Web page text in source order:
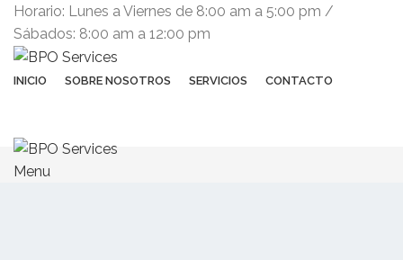
Horario: Lunes a Viernes de 8:00 am a 5:00 pm /
Sábados: 8:00 am a 12:00 pm
INICIO SOBRE NOSOTROS SERVICIOS CONTACTO
Menu